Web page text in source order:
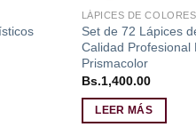
LÁPICES DE COLORES
Set de 72 Lápices
Calidad Profesional
Prismacolor
Bs.1,400.00
LEER MÁS